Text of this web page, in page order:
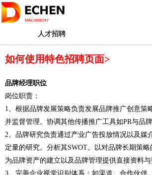
人才招聘
如何使用特色招聘页面>
品牌经理职位
岗位职责：
1、根据品牌发展策略负责发展品牌推广创意策
并监督管理。协调其他传播推广工具如PR与品
2、品牌研究负责通过产业广告投放情况以及媒
定量的研究。分析其SWOT。以对品牌长期策略
为品牌资产的建立以及品牌管理提供直接资料与
3、完善企业视觉识别体系：如渠道、合作伙伴